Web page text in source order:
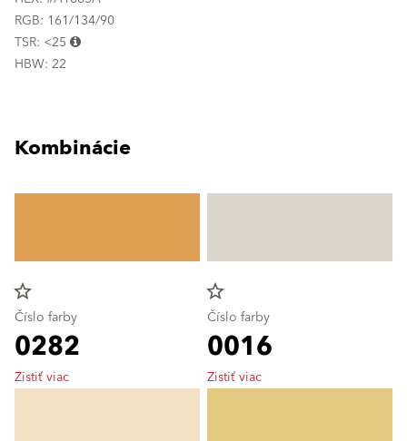
RGB: 161/134/90
TSR: <25
HBW: 22
Kombinácie
star_border
Číslo farby
0282
Zistiť viac
star_border
Číslo farby
0016
Zistiť viac